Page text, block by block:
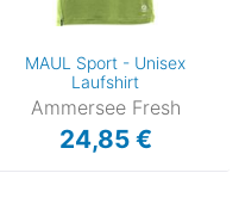
MAUL Sport - Unisex
Laufshirt
Ammersee Fresh
24,85 €